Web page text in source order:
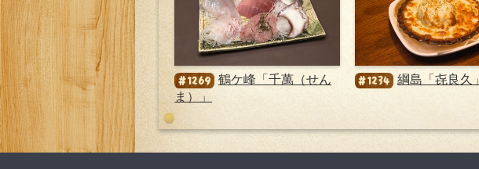
#1269 鶴ケ峰「千萬（せん
ま）」
#1234 綱島「㐂良久」